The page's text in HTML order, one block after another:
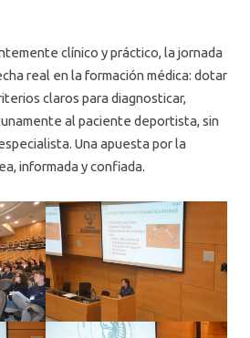
clínico y práctico, la jornada
real en la formación médica: dotar
claros para diagnosticar,
al paciente deportista, sin
Una apuesta por la
informada y confiada.